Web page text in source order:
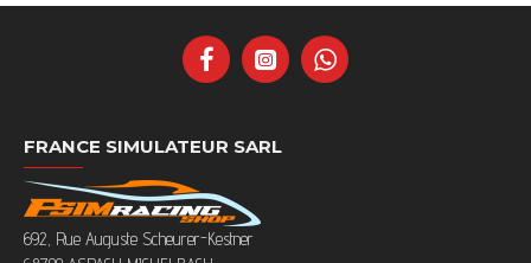
FRANCE SIMULATEUR SARL
692, Rue Auguste Scheurer-Kestner